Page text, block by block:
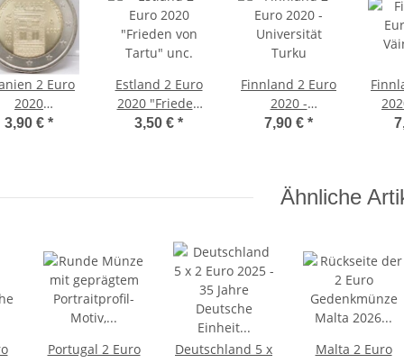
2 Euro
2020
in
3,90 € *
Estland 2 Euro
2020 "Frieden
von Tartu" unc.
3,50 € *
Finnland 2 Euro
2020 -
Universität
7,90 € *
Ähnliche
Portugal 2 Euro
Deutschland 5 x
Malta 2 Euro